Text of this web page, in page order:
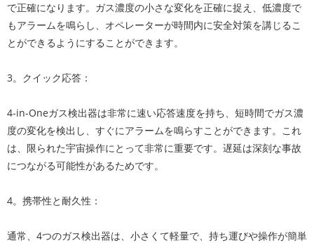
で正確になります。ガス濃度の小さな変化を正確に捉え、低濃度で
もアラームを鳴らし、オペレーターが時間内に安全対策を講じるこ
とができるようにすることができます。
3。クイック応答：
4-in-Oneガス検出器は非常に速い応答速度を持ち、短時間でガス濃
度の変化を検出し、すぐにアラームを鳴らすことができます。これ
は、限られた宇宙操作にとって非常に重要です。遅延は深刻な事故
につながる可能性があるためです。
4。携帯性と耐久性：
通常、4つのガス検出器は、小さくて軽量で、持ち運びや操作が簡単